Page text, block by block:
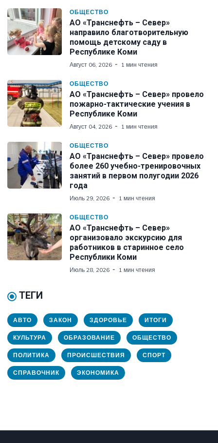
ОБЩЕСТВО
АО «Транснефть – Север»
направило благотворительную
помощь детскому саду в
Республике Коми
Август 06, 2026 1 мин чтения
ОБЩЕСТВО
АО «Транснефть – Север» провело
пожарно-тактические учения в
Республике Коми
Август 04, 2026 1 мин чтения
ОБЩЕСТВО
АО «Транснефть – Север» провело
более 260 учебно-тренировочных
занятий в первом полугодии 2026
года
Июль 29, 2026 1 мин чтения
ОБЩЕСТВО
АО «Транснефть – Север»
организовало экскурсию для
работников в старинное село
Республики Коми
Июль 28, 2026 1 мин чтения
ТЕГИ
АВТО ЗАКОН ЗДОРОВЬЕ ИТОГИ
КУЛЬТУРА ОБРАЗОВАНИЕ ОБЩЕСТВО
ПОЛИТИКА ПРОИСШЕСТВИЯ СПОРТ
СПРАВОЧНИК ЭКОНОМИКА